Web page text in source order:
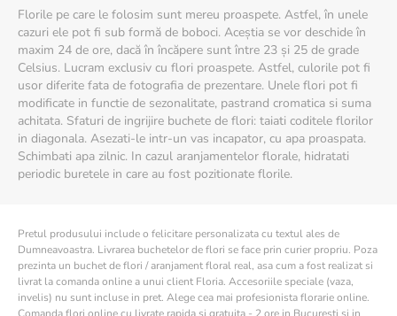
Florile pe care le folosim sunt mereu proaspete. Astfel, în unele
cazuri ele pot fi sub formă de boboci. Aceștia se vor deschide în
maxim 24 de ore, dacă în încăpere sunt între 23 și 25 de grade
Celsius. Lucram exclusiv cu flori proaspete. Astfel, culorile pot fi
usor diferite fata de fotografia de prezentare. Unele flori pot fi
modificate in functie de sezonalitate, pastrand cromatica si suma
achitata. Sfaturi de ingrijire buchete de flori: taiati coditele florilor
in diagonala. Asezati-le intr-un vas incapator, cu apa proaspata.
Schimbati apa zilnic. In cazul aranjamentelor florale, hidratati
periodic buretele in care au fost pozitionate florile.
Pretul produsului include o felicitare personalizata cu textul ales de
Dumneavoastra. Livrarea buchetelor de flori se face prin curier propriu. Poza
prezinta un buchet de flori / aranjament floral real, asa cum a fost realizat si
livrat la comanda online a unui client Floria. Accesoriile speciale (vaza,
invelis) nu sunt incluse in pret. Alege cea mai profesionista florarie online.